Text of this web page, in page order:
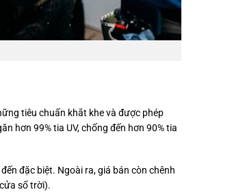
tiêu chuẩn khắt khe và được phép
hơn 99% tia UV, chống đến hơn 90% tia
đặc biệt. Ngoài ra, giá bán còn chênh
sổ trời).